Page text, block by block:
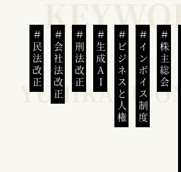
民法改正 会社法改正 刑法改正 生成AI ビジネスと人権インボイス制度 株主総会